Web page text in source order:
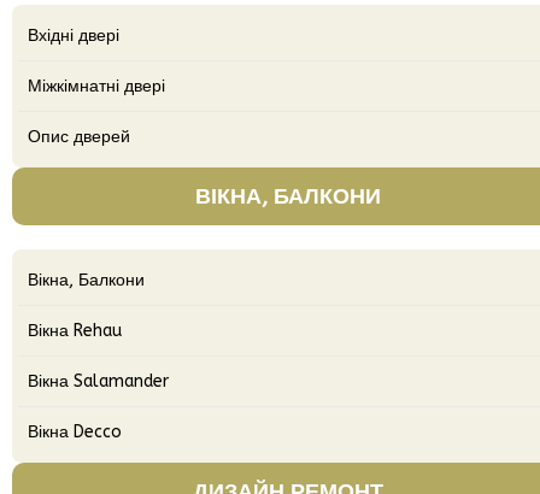
Вхідні двері
Міжкімнатні двері
Опис дверей
ВІКНА, БАЛКОНИ
Вікна, Балкони
Вікна Rehau
Вікна Salamander
Вікна Decco